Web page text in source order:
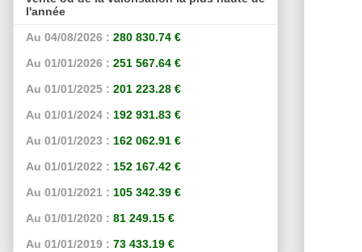
l'année
Au 04/08/2026 : 280 830.74 €
Au 01/01/2026 : 251 567.64 €
Au 01/01/2025 : 201 223.28 €
Au 01/01/2024 : 192 931.83 €
Au 01/01/2023 : 162 062.91 €
Au 01/01/2022 : 152 167.42 €
Au 01/01/2021 : 105 342.39 €
Au 01/01/2020 : 81 249.15 €
Au 01/01/2019 : 73 433.19 €